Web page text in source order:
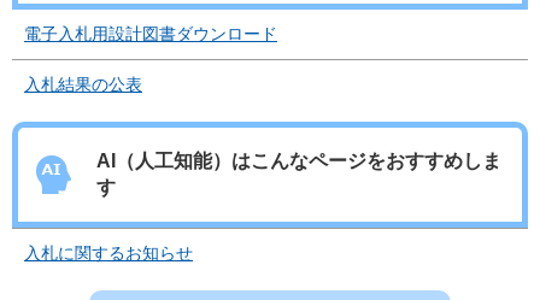
電子入札用設計図書ダウンロード
入札結果の公表
AI（人工知能）はこんなページをおすすめしま
す
入札に関するお知らせ